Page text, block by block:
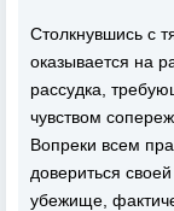
Столкнувшись с
оказывается на
рассудка,
чувством
Вопреки всем
довериться
убежище,